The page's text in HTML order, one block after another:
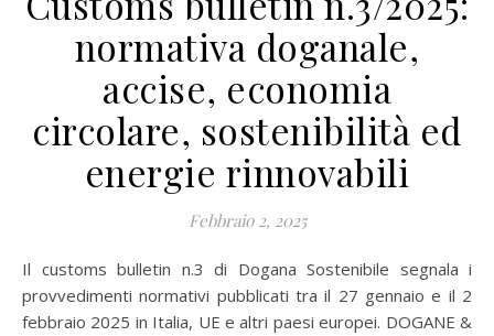
normativa doganale,
accise, economia
circolare, sostenibilità ed
energie rinnovabili
Febbraio 2, 2025
Il customs bulletin n.3 di Dogana Sostenibile segnala i
provvedimenti normativi pubblicati tra il 27 gennaio e il 2
febbraio 2025 in Italia, UE e altri paesi europei. DOGANE &